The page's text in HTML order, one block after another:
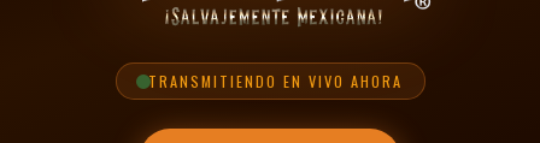
TRANSMITIENDO EN VIVO AHORA